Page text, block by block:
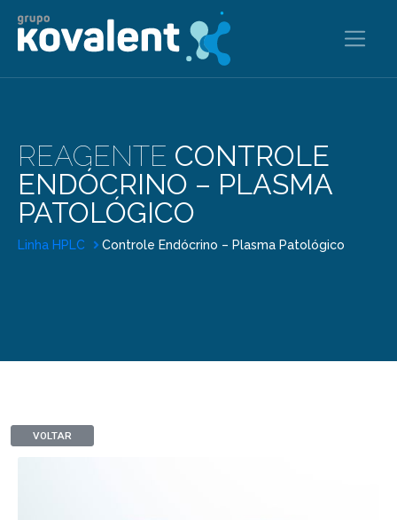
REAGENTE CONTROLE
ENDÓCRINO – PLASMA
PATOLÓGICO
Linha HPLC Controle Endócrino – Plasma Patológico
VOLTAR